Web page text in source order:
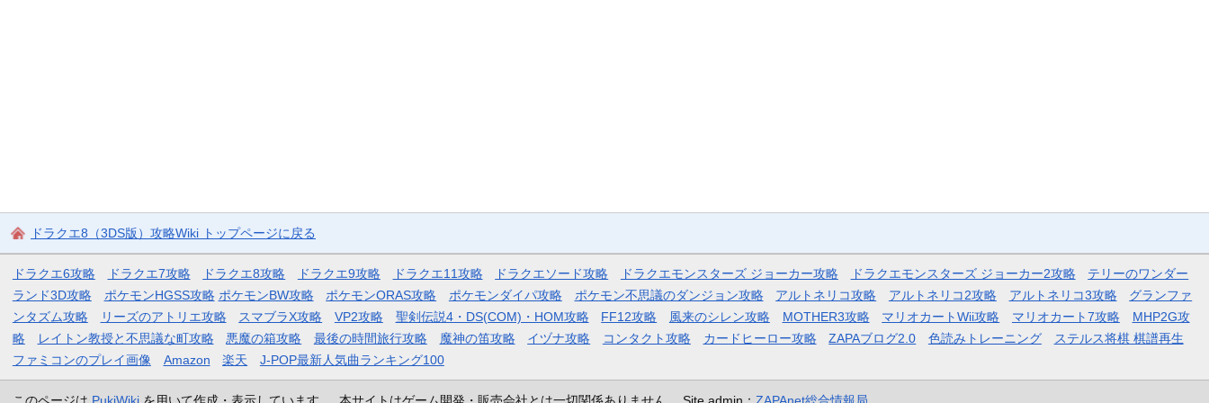
ドラクエ8（3DS版）攻略Wiki トップページに戻る
ドラクエ6攻略 ドラクエ7攻略 ドラクエ8攻略 ドラクエ9攻略 ドラクエ11攻略 ドラクエソード攻略 ドラクエモンスターズ ジョーカー攻略 ドラクエモンスターズ ジョーカー2攻略
テリーのワンダー
ランド3D攻略
ポケモンHGSS攻略 ポケモンBW攻略 ポケモンORAS攻略 ポケモンダイパ攻略 ポケモン不思議のダンジョン攻略 アルトネリコ攻略 アルトネリコ2攻略 アルトネリコ3攻略
グランファ
ンタズム攻略
リーズのアトリエ攻略 スマブラX攻略 VP2攻略 聖剣伝説4・DS(COM)・HOM攻略 FF12攻略 風来のシレン攻略 MOTHER3攻略 マリオカートWii攻略 マリオカート7攻略
MHP2G攻
略
レイトン教授と不思議な町攻略 悪魔の箱攻略 最後の時間旅行攻略 魔神の笛攻略 イヅナ攻略 コンタクト攻略 カードヒーロー攻略 ZAPAブログ2.0 色読みトレーニング
ステルス将棋 棋譜再生
ファミコンのプレイ画像
Amazon 楽天 J-POP最新人気曲ランキング100
このページは PukiWikiを用いて作成・表示しています。 本サイトはゲーム開発・販売会社とは一切関係ありません。 Site admin： ZAPAnet総合情報局